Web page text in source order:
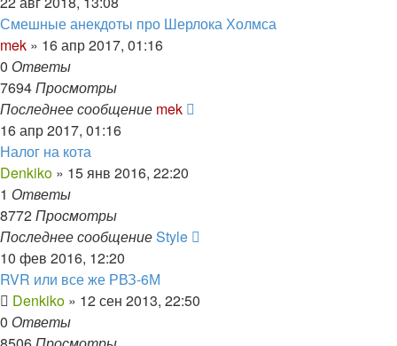
Смешные анекдоты про Шерлока Холмса
mek » 16 апр 2017, 01:16
0 Ответы
7694Просмотры
Последнее сообщение mek
16 апр 2017, 01:16
Налог на кота
Denkiko » 15 янв 2016, 22:20
1 Ответы
8772Просмотры
Последнее сообщениеStyle
10 фев 2016, 12:20
RVR или все же РВЗ-6М
Denkiko » 12 сен 2013, 22:50
0 Ответы